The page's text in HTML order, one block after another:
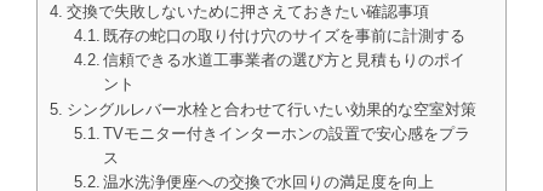
交換で失敗しないために押さえておきたい確認事項
既存の蛇口の取り付け穴のサイズを事前に計測する
信頼できる水道工事業者の選び方と見積もりのポイ
ント
シングルレバー水栓と合わせて行いたい効果的な空室対策
TVモニター付きインターホンの設置で安心感をプラ
ス
温水洗浄便座への交換で水回りの満足度を向上